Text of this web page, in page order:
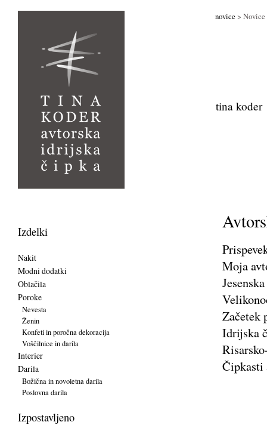
novice >
tina koder
Izdelki
Nakit
Modni dodatki
Oblačila
Poroke
Nevesta
Ženin
Konfeti in poročna dekoracija
Voščilnice in darila
Interier
Darila
Božična in novoletna darila
Poslovna darila
Izpostavljeno
Moja
Začetek
Idrijska
Čipkasti